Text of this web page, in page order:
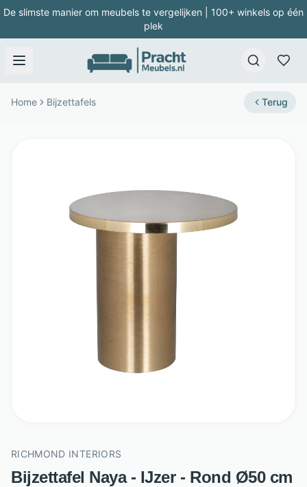
De slimste manier om meubels te vergelijken | 100+ winkels op één
plek
Home Bijzettafels Terug
RICHMOND INTERIORS
Bijzettafel Naya - IJzer - Rond Ø50 cm